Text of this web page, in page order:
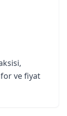
ve fiyat